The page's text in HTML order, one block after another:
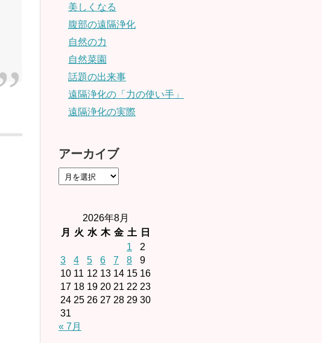
美しくなる
腹部の遠隔浄化
自然の力
自然菜園
話題の出来事
遠隔浄化の「力の使い手」
遠隔浄化の実際
アーカイブ
2026年8月
月
火 水 木 金 土
日
1
2
3
4 5 6 7 8
9
10 11 12 13 14 15 16
17 18 19 20 21 22 23
24 25 26 27 28 29 30
31
« 7月